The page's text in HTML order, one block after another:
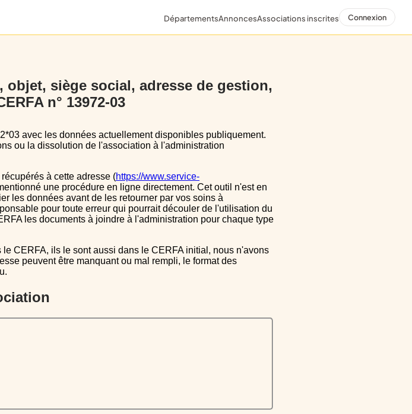
DépartementsAnnoncesAssociations inscrites Connexion
siège social, adresse de gestion,
n° 13972-03
ou la dissolution de l'association à l'administration
à cette adresse (https://www.service-
une procédure en ligne directement. Cet outil n'est en
les données avant de les retourner par vos soins à
pour toute erreur qui pourrait découler de l'utilisation du
les documents à joindre à l'administration pour chaque type
peuvent être manquant ou mal rempli, le format des